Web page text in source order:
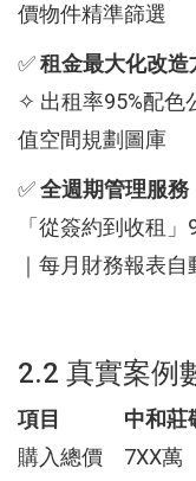
價物件精準篩選
✅租金最大化改造
✧ 出租率95%配色
值空間規劃圖庫
✅全週期管理服務
「從簽約到收租
｜每月財務報表自
2.2 真實案例
項目 中和莊
購入總價
7XX萬